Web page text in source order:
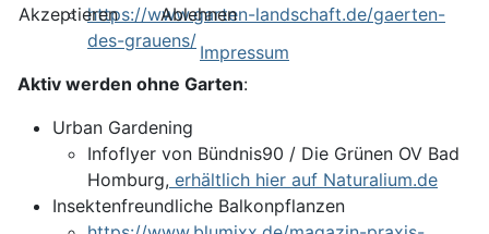
https://www.garten-landschaft.de/gaerten-
des-grauens/
Aktiv werden ohne Garten:
Urban Gardening
Infoflyer von Bündnis90 / Die Grünen OV Bad
Homburg, erhältlich hier auf Naturalium.de
Insektenfreundliche Balkonpflanzen
Akzeptieren
Ablehnen
Impressum